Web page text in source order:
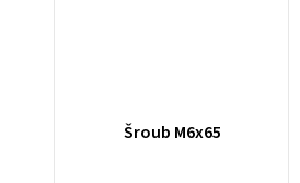
Šroub M6x65